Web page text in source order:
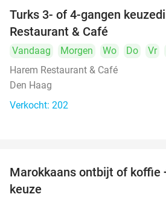
Turks 3- of 4-gangen
Restaurant & Café
Vandaag Morgen Wo Do Vr
Harem Restaurant & Café
Den Haag
Verkocht: 202
Marokkaans ontbijt of koffie
keuze